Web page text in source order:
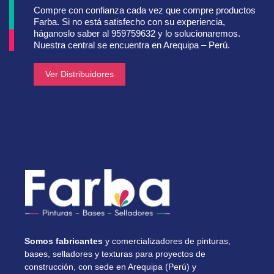
Compre con confianza cada vez que compre productos
Farba. Si no está satisfecho con su experiencia,
háganoslo saber al 959759632 y lo solucionaremos.
Nuestra central se encuentra en Arequipa – Perú.
Ver Distribuidores
Somos fabricantes y comercializadores de pinturas,
bases, selladores y texturas para proyectos de
construcción, con sede en Arequipa (Perú) y